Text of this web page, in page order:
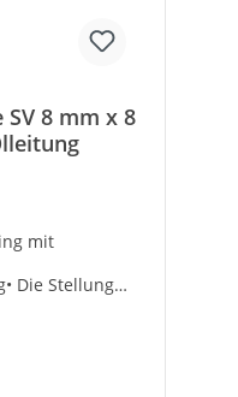
8 mm x 8
mit
Die Stellung